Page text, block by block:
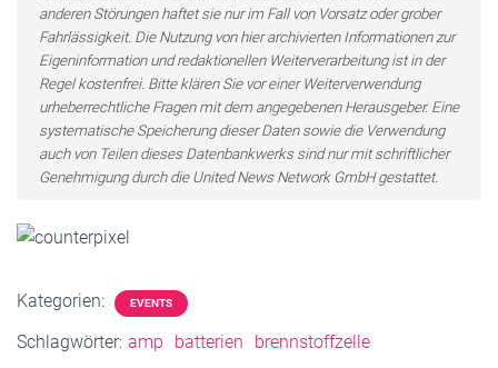
anderen Störungen haftet sie nur im Fall von Vorsatz oder grober
Fahrlässigkeit. Die Nutzung von hier archivierten Informationen zur
Eigeninformation und redaktionellen Weiterverarbeitung ist in der
Regel kostenfrei. Bitte klären Sie vor einer Weiterverwendung
urheberrechtliche Fragen mit dem angegebenen Herausgeber. Eine
systematische Speicherung dieser Daten sowie die Verwendung
auch von Teilen dieses Datenbankwerks sind nur mit schriftlicher
Genehmigung durch die United News Network GmbH gestattet.
Kategorien: EVENTS
Schlagwörter: amp batterien brennstoffzelle